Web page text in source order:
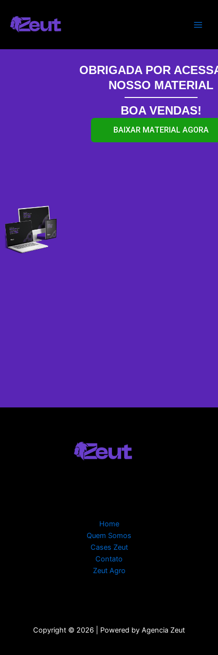
content
OBRIGADA POR
NOSSO MATERIAL
BOA VENDAS!
BAIXAR MATERIAL AGORA
Home
Quem Somos
Cases Zeut
Contato
Zeut Agro
Copyright © 2026 | Powered by Agencia Zeut